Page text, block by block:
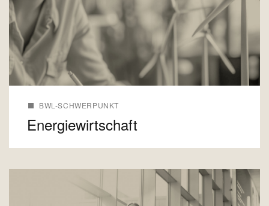
BWL-SCHWERPUNKT
Energiewirtschaft